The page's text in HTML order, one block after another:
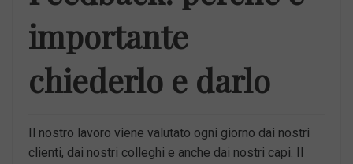
importante
chiederlo e darlo
Il nostro lavoro viene valutato ogni giorno dai nostri
clienti, dai nostri colleghi e anche dai nostri capi. Il